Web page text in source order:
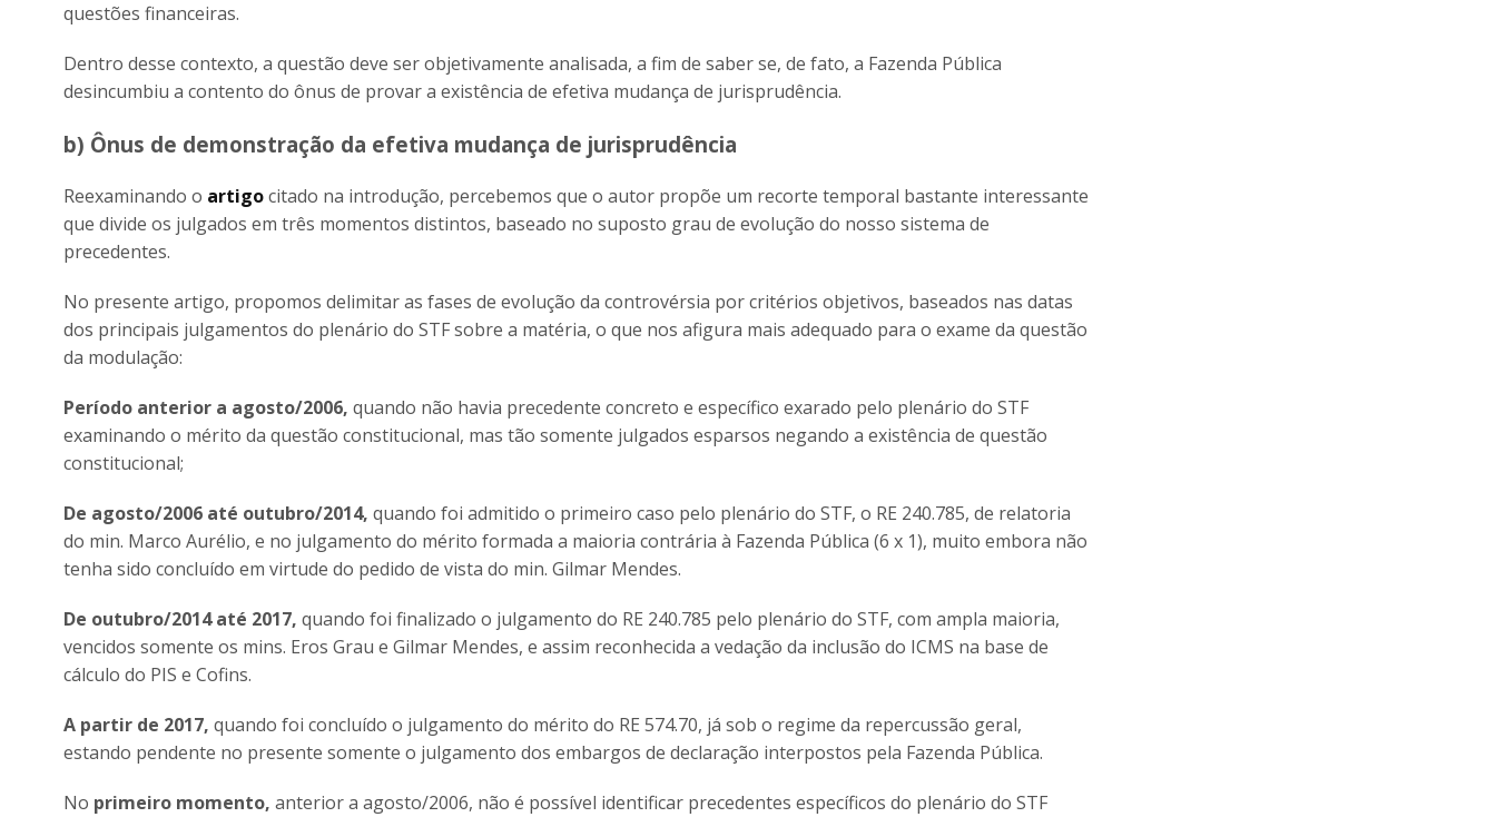
questões financeiras.
Dentro desse contexto, a questão deve ser objetivamente analisada, a fim de saber se, de fato, a Fazenda Pública
desincumbiu a contento do ônus de provar a existência de efetiva mudança de jurisprudência.
b) Ônus de demonstração da efetiva mudança de jurisprudência
Reexaminando o artigocitado na introdução, percebemos que o autor propõe um recorte temporal bastante interessante
que divide os julgados em três momentos distintos, baseado no suposto grau de evolução do nosso sistema de
precedentes.
No presente artigo, propomos delimitar as fases de evolução da controvérsia por critérios objetivos, baseados nas datas
dos principais julgamentos do plenário do STF sobre a matéria, o que nos afigura mais adequado para o exame da questão
da modulação:
Período anterior a agosto/2006, quando não havia precedente concreto e específico exarado pelo plenário do STF
examinando o mérito da questão constitucional, mas tão somente julgados esparsos negando a existência de questão
constitucional;
De agosto/2006 até outubro/2014, quando foi admitido o primeiro caso pelo plenário do STF, o RE 240.785, de relatoria
do min. Marco Aurélio, e no julgamento do mérito formada a maioria contrária à Fazenda Pública (6 x 1), muito embora não
tenha sido concluído em virtude do pedido de vista do min. Gilmar Mendes.
De outubro/2014 até 2017, quando foi finalizado o julgamento do RE 240.785 pelo plenário do STF, com ampla maioria,
vencidos somente os mins. Eros Grau e Gilmar Mendes, e assim reconhecida a vedação da inclusão do ICMS na base de
cálculo do PIS e Cofins.
A partir de 2017, quando foi concluído o julgamento do mérito do RE 574.70, já sob o regime da repercussão geral,
estando pendente no presente somente o julgamento dos embargos de declaração interpostos pela Fazenda Pública.
No primeiro momento, anterior a agosto/2006, não é possível identificar precedentes específicos do plenário do STF